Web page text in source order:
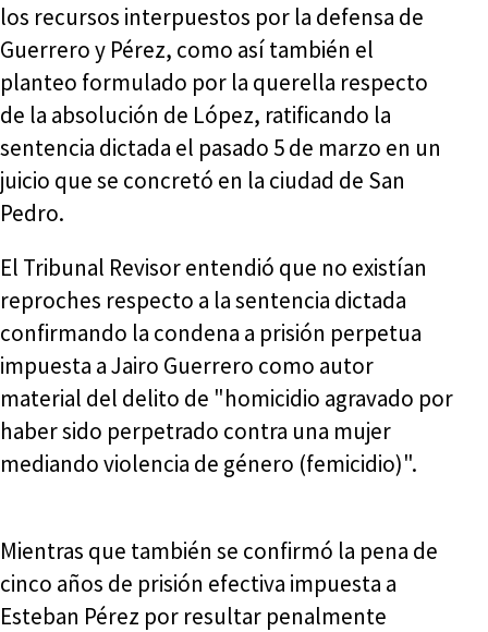
los recursos interpuestos por la defensa de
Guerrero y Pérez, como así también el
planteo formulado por la querella respecto
de la absolución de López, ratificando la
sentencia dictada el pasado 5 de marzo en un
juicio que se concretó en la ciudad de San
Pedro.
El Tribunal Revisor entendió que no existían
reproches respecto a la sentencia dictada
confirmando la condena a prisión perpetua
impuesta a Jairo Guerrero como autor
material del delito de "homicidio agravado por
haber sido perpetrado contra una mujer
mediando violencia de género (femicidio)".
Mientras que también se confirmó la pena de
cinco años de prisión efectiva impuesta a
Esteban Pérez por resultar penalmente